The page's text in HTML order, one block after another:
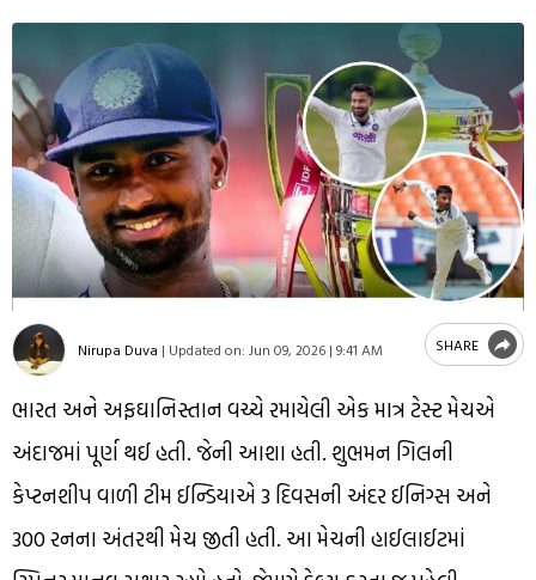
Nirupa Duva | Updated on: Jun 09, 2026 | 9:41 AM SHARE
ભારત અને અફઘાનિસ્તાન વચ્ચે રમાયેલી એક માત્ર ટેસ્ટ મેચએ
અંદાજમાં પૂર્ણ થઈ હતી. જેની આશા હતી. શુભમન ગિલની
કેપ્ટનશીપ વાળી ટીમ ઈન્ડિયાએ 3 દિવસની અંદર ઈનિગ્સ અને
300 રનના અંતરથી મેચ જીતી હતી. આ મેચની હાઈલાઈટમાં